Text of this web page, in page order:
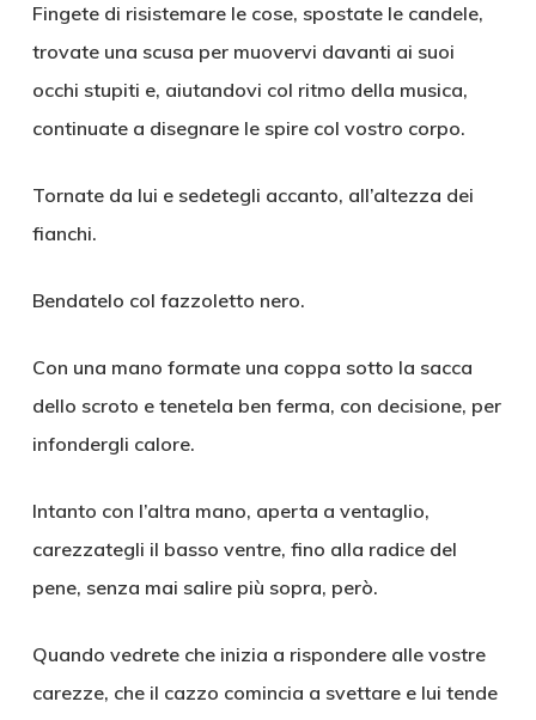
Fingete di risistemare le cose, spostate le candele,
trovate una scusa per muovervi davanti ai suoi
occhi stupiti e, aiutandovi col ritmo della musica,
continuate a disegnare le spire col vostro corpo.
Tornate da lui e sedetegli accanto, all’altezza dei
fianchi.
Bendatelo col fazzoletto nero.
Con una mano formate una coppa sotto la sacca
dello scroto e tenetela ben ferma, con decisione, per
infondergli calore.
Intanto con l’altra mano, aperta a ventaglio,
carezzategli il basso ventre, fino alla radice del
pene, senza mai salire più sopra, però.
Quando vedrete che inizia a rispondere alle vostre
carezze, che il cazzo comincia a svettare e lui tende